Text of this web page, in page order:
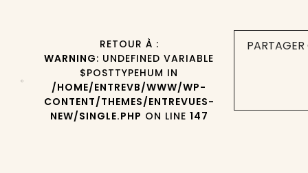
RETOUR À :
WARNING: UNDEFINED VARIABLE
$POSTTYPEHUM IN
/HOME/ENTREVB/WWW/WP-
CONTENT/THEMES/ENTREVUES-
NEW/SINGLE.PHP ON LINE 147